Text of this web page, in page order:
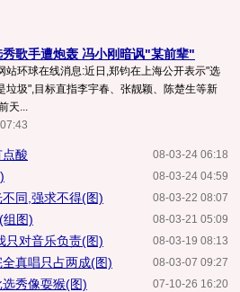
秀歌手遭炮轰 冯小刚暗讽"某前辈"
站环球在线消息:近日,郑钧在上海公开表示"选
垃圾",目标直指李宇春、张靓颖、陈楚生等新
天...
08-03-24 06:18
酸
08-03-24 04:59
08-03-22 08:07
同,强求不得(图)
08-03-21 05:09
组图)
08-03-19 08:13
只对音乐负责(图)
08-03-07 09:27
真唱只占两成(图)
07-10-26 16:20
秀像耍猴(图)